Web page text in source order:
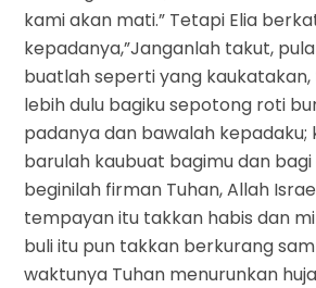
kami akan mati.” Tetapi Elia
kepadanya,”Janganlah takut,
buatlah seperti yang
lebih dulu bagiku sepotong roti
padanya dan bawalah kepadaku;
barulah kaubuat bagimu dan bagi
beginilah firman Tuhan, Allah
tempayan itu takkan habis dan
buli itu pun takkan berkurang
waktunya Tuhan menurunkan